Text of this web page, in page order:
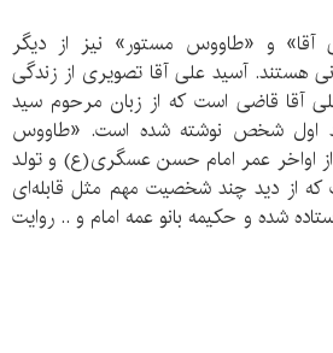
آقا» و «طاووس مستور» نیز از دیگر
هستند. آسید علی آقا تصویری از زندگی
آقا قاضی است که از زبان مرحوم سید
اول شخص نوشته شده است. «طاووس
اواخر عمر امام حسن عسگری(ع) و تولد
که از دید چند شخصیت مهم مثل قابله‌ای
شده و حکیمه بانو عمه امام و .. روایت